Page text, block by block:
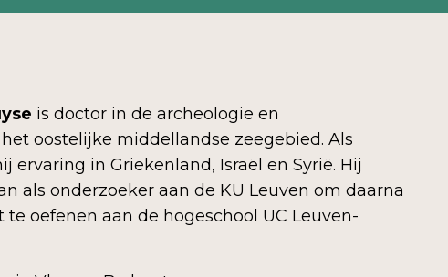
is doctor in de archeologie en
oostelijke middellandse zeegebied. Als
ervaring in Griekenland, Israël en Syrië. Hij
als onderzoeker aan de KU Leuven om daarna
oefenen aan de hogeschool UC Leuven-